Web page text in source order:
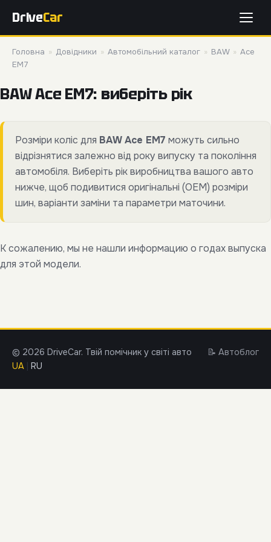
DriveCar
Головна » Довідники » Автомобільний каталог » BAW » Ace
EM7
BAW Ace EM7: виберіть рік
Розміри коліс для BAW Ace EM7 можуть сильно
відрізнятися залежно від року випуску та покоління
автомобіля. Виберіть рік виробництва вашого авто
нижче, щоб подивитися оригінальні (OEM) розміри
шин, варіанти заміни та параметри маточини.
К сожалению, мы не нашли информацию о годах выпуска
для этой модели.
© 2026 DriveCar. Твій помічник у світі авто
📝 Автоблог
UA
RU